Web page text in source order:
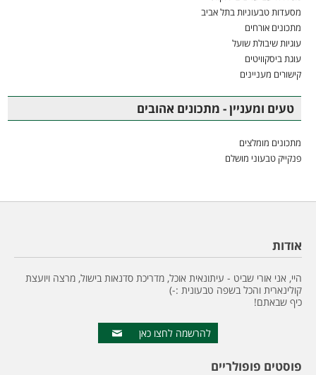
מסעדות טבעוניות בתל אביב
מתכונים אורחים
עוגיות שיבולת שועל
עוגת ביסקוויטים
קישורים מעניינים
טעים ומעניין - מתכונים אהובים
מתכונים מומלצים
פנקייק טבעוני מושלם
אודות
היי, אני אורי שביט - עיתונאית אוכל, מדריכת סדנאות בישול, מרצה ויועצת
קולינארית והכל בשפה טבעונית :-)
כיף שבאתם!
להרשמה לחצו כאן
פוסטים פופולריים